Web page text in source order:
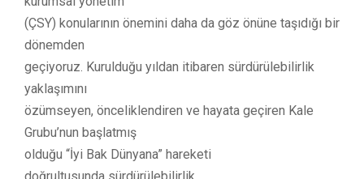
(ÇSY) konularının önemini daha da göz önüne taşıdığı bir
dönemden
geçiyoruz. Kurulduğu yıldan itibaren sürdürülebilirlik
yaklaşımını
özümseyen, önceliklendiren ve hayata geçiren Kale
Grubu’nun başlatmış
olduğu “İyi Bak Dünyana” hareketi